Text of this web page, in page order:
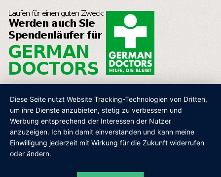
AGB IMPRESSUM DATENSCHUTZ SHOP
Diese Seite nutzt Website Tracking-Technologien von Dritten,
um ihre Dienste anzubieten, stetig zu verbessern und
Werbung entsprechend der Interessen der Nutzer
anzuzeigen. Ich bin damit einverstanden und kann meine
Einwilligung jederzeit mit Wirkung für die Zukunft widerrufen
oder ändern.